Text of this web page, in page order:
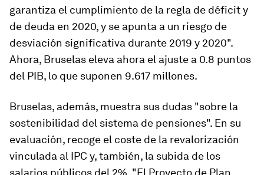
garantiza el cumplimiento de la regla de déficit y
de deuda en 2020, y se apunta a un riesgo de
desviación significativa durante 2019 y 2020".
Ahora, Bruselas eleva ahora el ajuste a 0.8 puntos
del PIB, lo que suponen 9.617 millones.
Bruselas, además, muestra sus dudas "sobre la
sostenibilidad del sistema de pensiones". En su
evaluación, recoge el coste de la revalorización
vinculada al IPC y, también, la subida de los
salarios públicos del 2%. "El Proyecto de Plan